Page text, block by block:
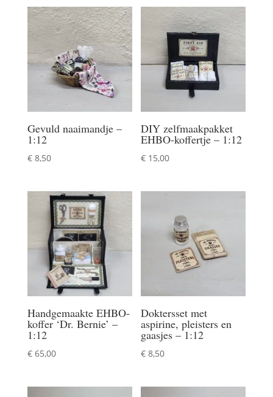
Gevuld naaimandje –
1:12
€8,50
DIY zelfmaakpakket
EHBO-koffertje – 1:12
€ 15,00
Handgemaakte EHBO-
koffer ‘Dr. Bernie’ –
1:12
€65,00
Doktersset met
aspirine, pleisters en
gaasjes – 1:12
€ 8,50